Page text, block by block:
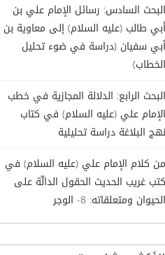
البحث السادس: رسائل الإمام علي بن
أبي طالب (عليه السلام) إلى معاوية بن
أبي سفيان (دراسة في ضوء تحليل
الخطاب)
البحث الرابع: الدلالة المجازية في خطب
الإمام علي (عليه السلام) في كتاب
نهج البلاغة دراسة تحليلية
من كلام الإمام علي (عليه السلام) في
كتب غريب الحديث الحقول الدالّة على
الحيوان ومتعلقاته: 8- الوجر